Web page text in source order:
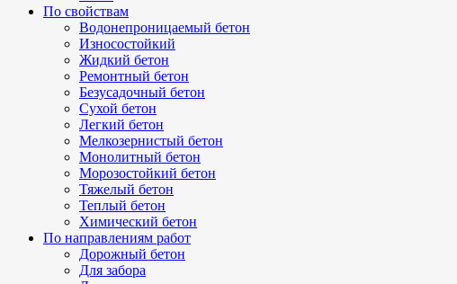
По свойствам
Водонепроницаемый бетон
Износостойкий
Жидкий бетон
Ремонтный бетон
Безусадочный бетон
Сухой бетон
Легкий бетон
Мелкозернистый бетон
Монолитный бетон
Морозостойкий бетон
Тяжелый бетон
Теплый бетон
Химический бетон
По направлениям работ
Дорожный бетон
Для забора